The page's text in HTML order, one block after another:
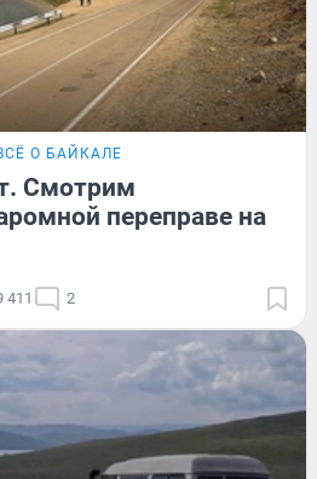
О БАЙКАЛЕ
Смотрим
переправе на
411 2